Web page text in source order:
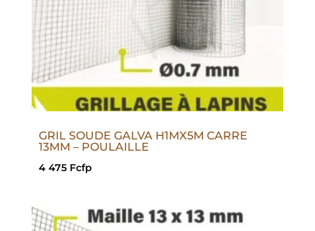
GRIL SOUDE GALVA H1MX5M CARRE
13MM – POULAILLE
4 475 Fcfp